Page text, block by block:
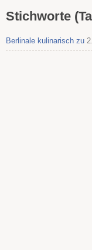
Stichworte
Berlinale kulinarisch zu